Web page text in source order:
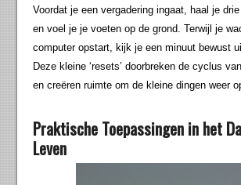
Voordat je een vergadering ingaat, haal je
en voel je je voeten op de grond. Terwijl je
computer opstart, kijk je een minuut bewust
Deze kleine ‘resets’ doorbreken de cyclus
en creëren ruimte om de kleine dingen weer
Praktische Toepassingen in het
Leven